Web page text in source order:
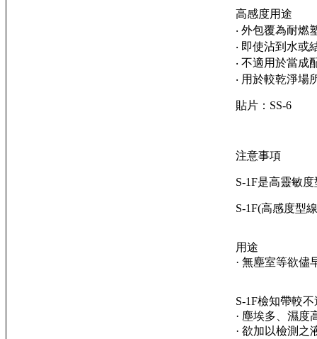
高感度用途
‧ 外包覆為耐燃
‧ 即使沾到水或
‧ 不適用於當成
‧ 用於較乾淨場
貼片：SS-6
注意事項
S-1F是高靈敏
S-1F(高感度型
用途
· 無塵室等欲儘
S-1F檢知帶較
· 塵埃多、濕度
· 欲加以檢測之